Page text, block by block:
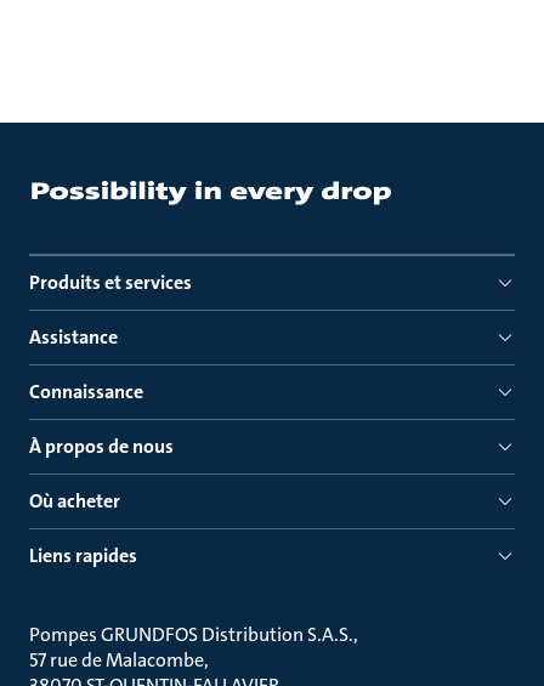
Produits et services
Assistance
Connaissance
À propos de nous
Où acheter
Liens rapides
Pompes GRUNDFOS Distribution S.A.S.
57 rue de Malacombe